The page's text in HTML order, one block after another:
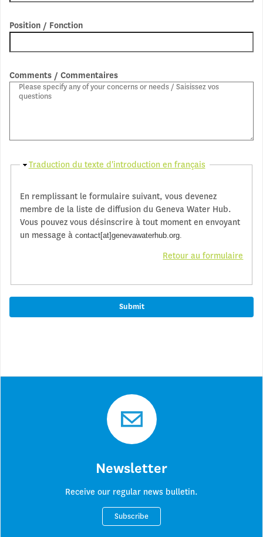
Position / Fonction
Comments / Commentaires
Hide
Traduction du texte d'introduction en français
En remplissant le formulaire suivant, vous devenez
membre de la liste de diffusion du Geneva Water Hub.
Vous pouvez vous désinscrire à tout moment en envoyant
un message à contact[at]genevawaterhub.org.
Retour au formulaire
Newsletter
Receive our regular news bulletin.
Subscribe